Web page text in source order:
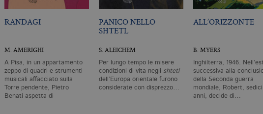
RANDAGI
M. AMERIGHI
A Pisa, in un appartamento
zeppo di quadri e strumenti
musicali affacciato sulla
Torre pendente, Pietro
Benati aspetta di
PANICO NELLO
SHTETL
S. ALEICHEM
Per lungo tempo le misere
condizioni di vita negli shtetl
dell’Europa orientale furono
considerate con disprezzo…
ALL’ORIZZONTE
B. MYERS
Inghilterra, 1946.
successiva alla
della Seconda guerra
mondiale, Robert, sedici
anni, decide di…